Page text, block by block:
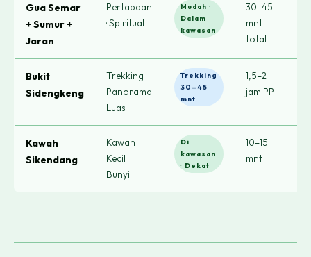
Gua Semar
+ Sumur +
Jaran
Pertapaan
· Spiritual
Mudah ·
Dalam
kawasan
30–45
mnt
total
Bukit
Sidengkeng
Trekking ·
Panorama
Luas
Trekking
30–45
mnt
1,5–2
jam PP
Kawah
Sikendang
Kawah
Kecil ·
Bunyi
Di
kawasan
· Dekat
10–15
mnt